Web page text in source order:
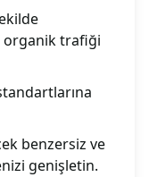
organik trafiği
benzersiz ve
genişletin.